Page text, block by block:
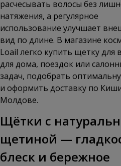
расчесывать волосы без
натяжения, а регулярное
использование улучшает
вид по длине. В магазине
Loail легко купить щетку для
для дома, поездок или
задач, подобрать
и оформить доставку по
Молдове.
Щётки с
щетиной —
блеск и бережное